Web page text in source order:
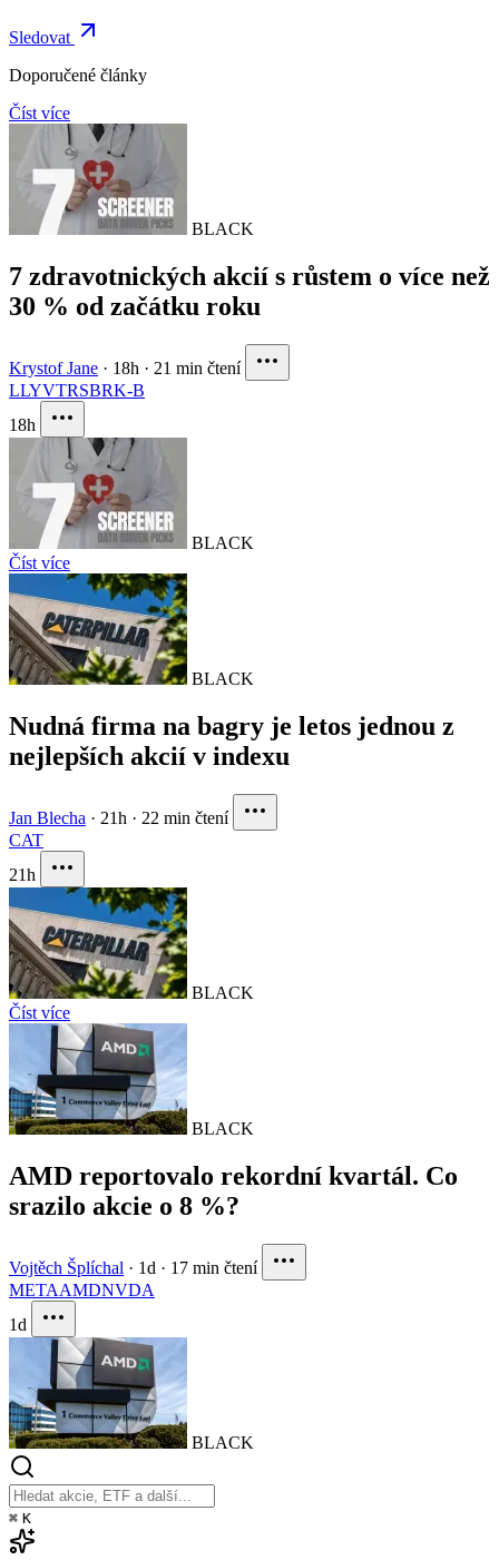
Sledovat
Doporučené články
Číst více
BLACK
7 zdravotnických akcií s růstem o více než
30 % od začátku roku
Krystof Jane · 18h · 21 min čtení
LLYVTRSBRK-B
18h
BLACK
Číst více
BLACK
Nudná firma na bagry je letos jednou z
nejlepších akcií v indexu
Jan Blecha · 21h · 22 min čtení
CAT
21h
BLACK
Číst více
BLACK
AMD reportovalo rekordní kvartál. Co
srazilo akcie o 8 %?
Vojtěch Šplíchal · 1d · 17 min čtení
METAAMDNVDA
1d
BLACK
⌘ K